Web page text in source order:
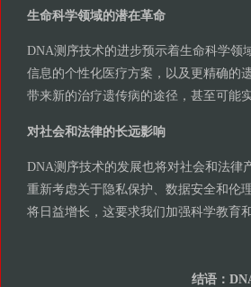
生命科学领域的潜在革命
DNA测序技术的进步预示着生命科学领
信息的个性化医疗方案，以及更精确的
带来新的治疗遗传病的途径，甚至可能
对社会和法律的长远影响
DNA测序技术的发展也将对社会和法律
重新考虑关于隐私保护、数据安全和伦
将日益增长，这要求我们加强科学教育
结语：